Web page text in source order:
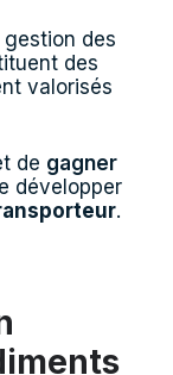
gestion des
des
valorisés
de gagner
développer
.